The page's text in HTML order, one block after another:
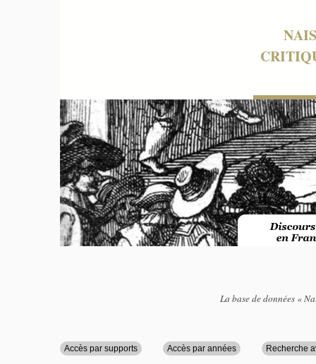
La base de données «
Accès par supports Accès par années Recherche